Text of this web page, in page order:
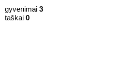
gyvenimai 3
taškai 0